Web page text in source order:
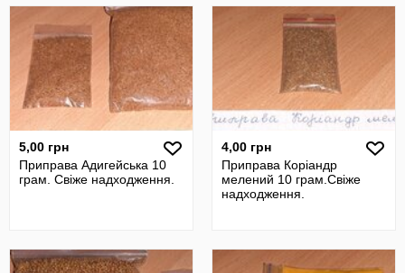
5,00 грн
Приправа Адигейська 10
грам. Свіже надходження.
4,00 грн
Приправа Коріандр
мелений 10 грам.Свіже
надходження.